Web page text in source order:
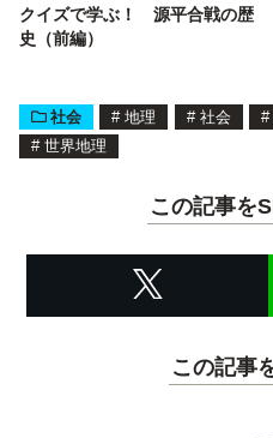
クイズで学ぶ！ 源平合戦の歴
史（前編）
社会 # 地理 # 社会 #
# 世界地理
この記事を
この記事